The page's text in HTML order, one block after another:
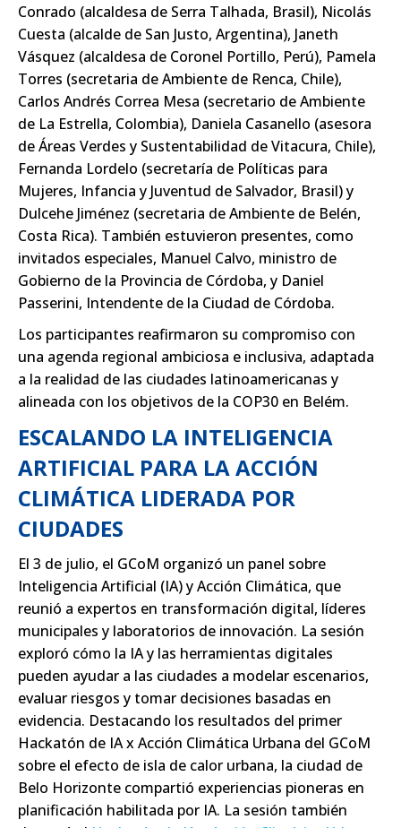
Conrado (alcaldesa de Serra Talhada, Brasil), Nicolás
Cuesta (alcalde de San Justo, Argentina), Janeth
Vásquez (alcaldesa de Coronel Portillo, Perú), Pamela
Torres (secretaria de Ambiente de Renca, Chile),
Carlos Andrés Correa Mesa (secretario de Ambiente
de La Estrella, Colombia), Daniela Casanello (asesora
de Áreas Verdes y Sustentabilidad de Vitacura, Chile),
Fernanda Lordelo (secretaría de Políticas para
Mujeres, Infancia y Juventud de Salvador, Brasil) y
Dulcehe Jiménez (secretaria de Ambiente de Belén,
Costa Rica). También estuvieron presentes, como
invitados especiales, Manuel Calvo, ministro de
Gobierno de la Provincia de Córdoba, y Daniel
Passerini, Intendente de la Ciudad de Córdoba.
Los participantes reafirmaron su compromiso con
una agenda regional ambiciosa e inclusiva, adaptada
a la realidad de las ciudades latinoamericanas y
alineada con los objetivos de la COP30 en Belém.
ESCALANDO LA INTELIGENCIA
ARTIFICIAL PARA LA ACCIÓN
CLIMÁTICA LIDERADA POR
CIUDADES
El 3 de julio, el GCoM organizó un panel sobre
Inteligencia Artificial (IA) y Acción Climática, que
reunió a expertos en transformación digital, líderes
municipales y laboratorios de innovación. La sesión
exploró cómo la IA y las herramientas digitales
pueden ayudar a las ciudades a modelar escenarios,
evaluar riesgos y tomar decisiones basadas en
evidencia. Destacando los resultados del primer
Hackatón de IA x Acción Climática Urbana del GCoM
sobre el efecto de isla de calor urbana, la ciudad de
Belo Horizonte compartió experiencias pioneras en
planificación habilitada por IA. La sesión también